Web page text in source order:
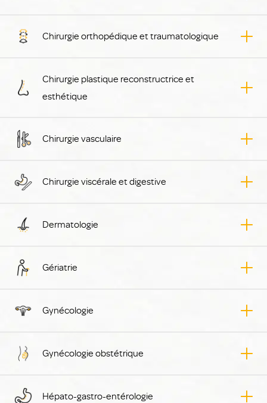
Chirurgie orthopédique et traumatologique
Chirurgie plastique reconstructrice et
esthétique
Chirurgie vasculaire
Chirurgie viscérale et digestive
Dermatologie
Gériatrie
Gynécologie
Gynécologie obstétrique
Hépato-gastro-entérologie